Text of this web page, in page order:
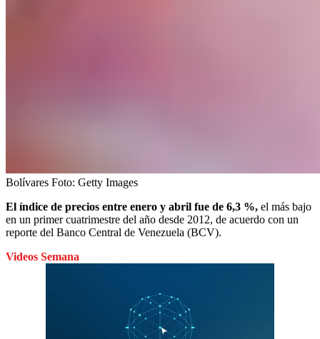
Bolívares Foto: Getty Images
El índice de precios entre enero y abril fue de 6,3 %, el más bajo
en un primer cuatrimestre del año desde 2012, de acuerdo con un
reporte del Banco Central de Venezuela (BCV).
Videos Semana